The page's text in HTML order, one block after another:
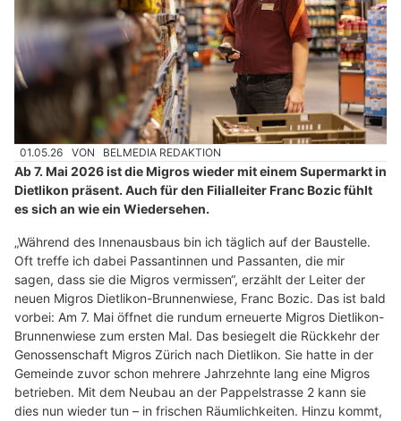
01.05.26 VON BELMEDIA REDAKTION
Ab 7. Mai 2026 ist die Migros wieder mit einem Supermarkt in
Dietlikon präsent. Auch für den Filialleiter Franc Bozic fühlt
es sich an wie ein Wiedersehen.
„Während des Innenausbaus bin ich täglich auf der Baustelle.
Oft treffe ich dabei Passantinnen und Passanten, die mir
sagen, dass sie die Migros vermissen“, erzählt der Leiter der
neuen Migros Dietlikon-Brunnenwiese, Franc Bozic. Das ist bald
vorbei: Am 7. Mai öffnet die rundum erneuerte Migros Dietlikon-
Brunnenwiese zum ersten Mal. Das besiegelt die Rückkehr der
Genossenschaft Migros Zürich nach Dietlikon. Sie hatte in der
Gemeinde zuvor schon mehrere Jahrzehnte lang eine Migros
betrieben. Mit dem Neubau an der Pappelstrasse 2 kann sie
dies nun wieder tun – in frischen Räumlichkeiten. Hinzu kommt,